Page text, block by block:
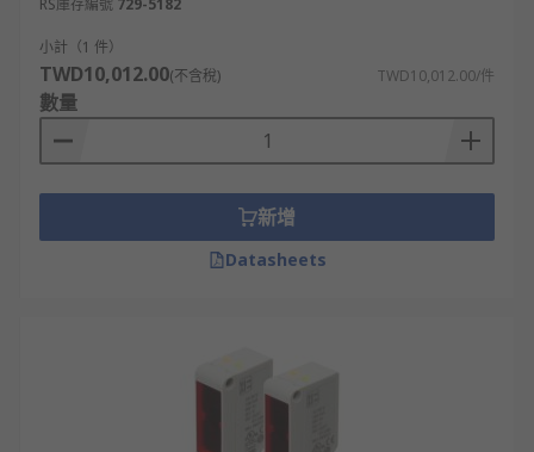
RS庫存編號 729-5182
小計（1 件）
TWD10,012.00(不含稅) TWD10,012.00/件
數量
新增
Datasheets